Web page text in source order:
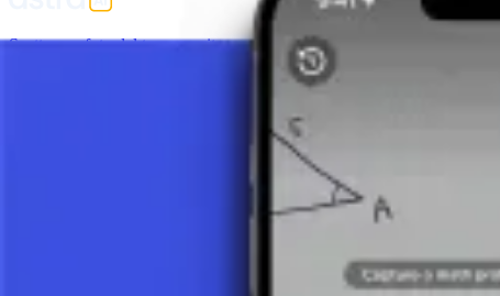
Scatta una foto del tuo compito e usa il tutor AI.